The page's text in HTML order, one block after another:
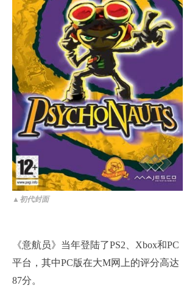
▲ 初代封面
《意航员》当年登陆了PS2、Xbox和PC
平台，其中PC版在大M网上的评分高达
87分。